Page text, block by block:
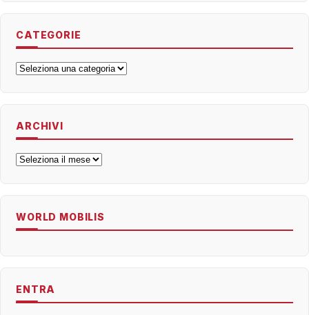
CATEGORIE
Categorie
ARCHIVI
Archivi
WORLD MOBILIS
ENTRA